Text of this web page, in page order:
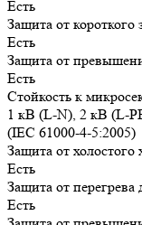
Есть
Защита от короткого
Есть
Защита от
Есть
Стойкость к
1 кВ (L-N), 2 кВ (L-
(IEC 61000-4-5:2005)
Защита от холостого
Есть
Защита от перегрева
Есть